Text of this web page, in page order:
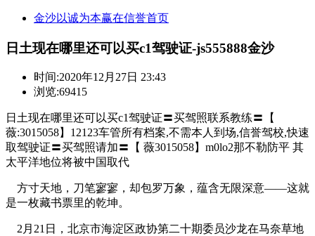
金沙以诚为本赢在信誉首页
日土现在哪里还可以买c1驾驶证-js555888金沙
时间:2020年12月27日 23:43
浏览:69415
日土现在哪里还可以买c1驾驶证〓买驾照联系教练〓【
薇:3015058】12123车管所有档案,不需本人到场,信誉驾校,快速
取驾驶证〓买驾照请加〓【 薇3015058】m0lo2那不勒防平 其
太平洋地位将被中国取代
方寸天地，刀笔寥寥，却包罗万象，蕴含无限深意——这就
是一枚藏书票里的乾坤。
2月21日，北京市海淀区政协第二十期委员沙龙在马奈草地